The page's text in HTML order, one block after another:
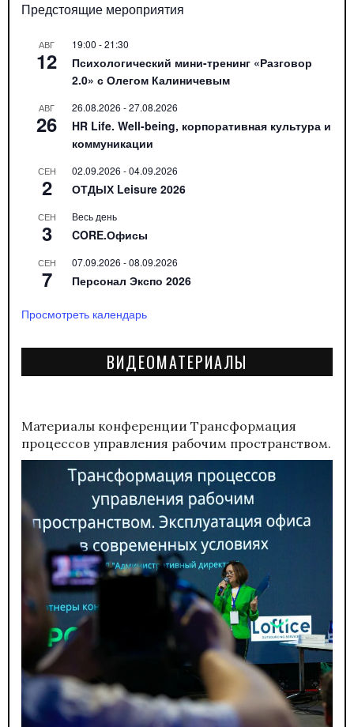
Предстоящие мероприятия
АВГ
12
19:00 -21:30
Психологический мини-тренинг «Разговор
2.0» с Олегом Калиничевым
АВГ
26
26.08.2026 -27.08.2026
HR Life. Well-being, корпоративная культура и
коммуникации
СЕН
2
02.09.2026 -04.09.2026
ОТДЫХ Leisure 2026
СЕН
3
Весь день
CORE.Офисы
СЕН
7
07.09.2026 -08.09.2026
Персонал Экспо 2026
Просмотреть календарь
ВИДЕОМАТЕРИАЛЫ
Материалы конференции Трансформация
процессов управления рабочим пространством.